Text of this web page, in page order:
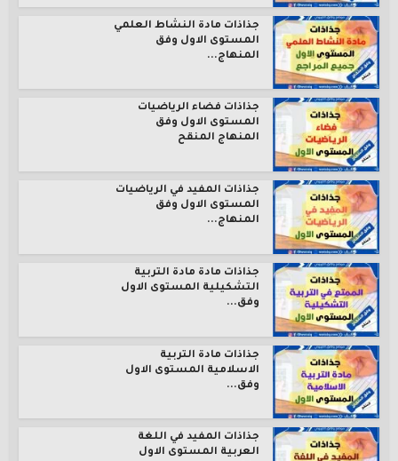
جذاذات مادة النشاط العلمي
المستوى الاول وفق
المنهاج...
جذاذات فضاء الرياضيات
المستوى الاول وفق
المنهاج المنقح
جذاذات المفيد في الرياضيات
المستوى الاول وفق
المنهاج...
جذاذات مادة مادة التربية
التشكيلية المستوى الاول
وفق...
جذاذات مادة التربية
الاسلامية المستوى الاول
وفق...
جذاذات المفيد في اللغة
العربية المستوى الاول